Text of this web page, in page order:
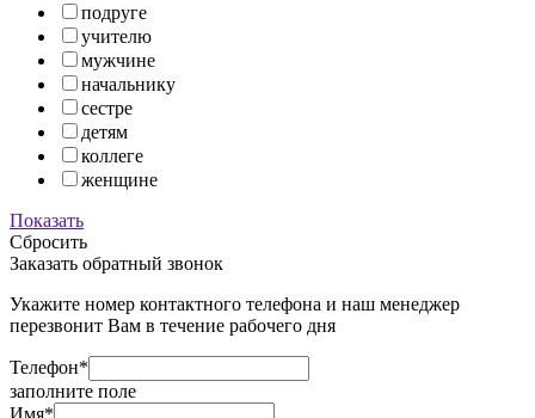
подруге
учителю
мужчине
начальнику
сестре
детям
коллеге
женщине
Показать
Сбросить
Заказать обратный звонок
Укажите номер контактного телефона и наш менеджер
перезвонит Вам в течение рабочего дня
Телефон*
заполните поле
Имя*